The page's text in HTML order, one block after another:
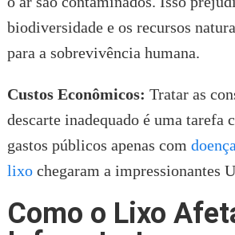
biodiversidade e os recursos
para a sobrevivência humana.
Custos Econômicos: Tratar as
descarte inadequado é uma tarefa
gastos públicos apenas com
lixochegaram a impressionantes
Como o Lixo